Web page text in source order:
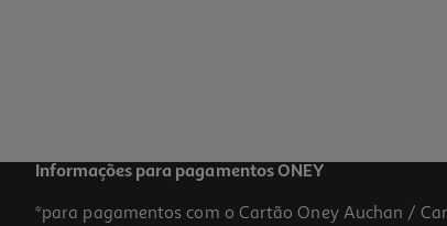
Informações para pagamentos ONEY
*para pagamentos com o Cartão Oney Auchan /